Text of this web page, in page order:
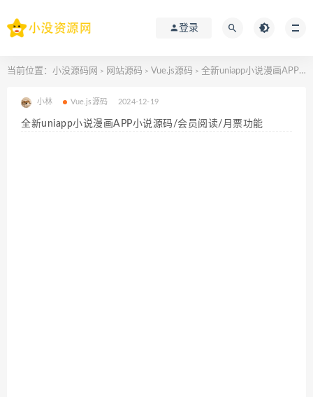
登录
当前位置： 小没源码网 > 网站源码 > Vue.js源码 > 全新uniapp小说漫画APP小说源码/会员阅读/月票功能
小林 Vue.js源码 2024-12-19
全新uniapp小说漫画APP小说源码/会员阅读/月票功能